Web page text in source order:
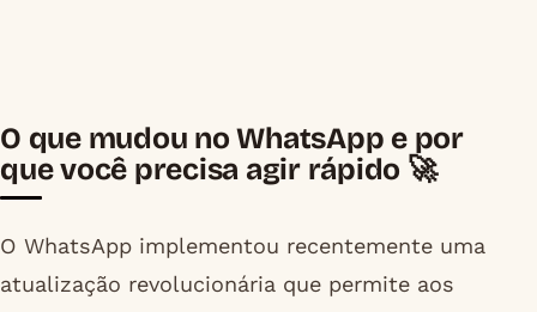
O que mudou no WhatsApp e por
que você precisa agir rápido 🚀
O WhatsApp implementou recentemente uma
atualização revolucionária que permite aos